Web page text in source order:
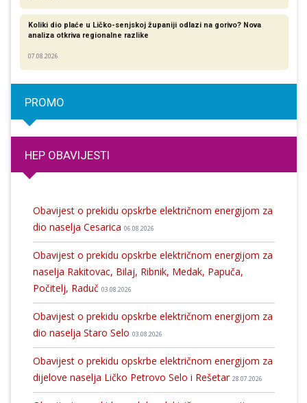
Koliki dio plaće u Ličko-senjskoj županiji odlazi na gorivo? Nova
analiza otkriva regionalne razlike​
07.08.2026
PROMO
HEP OBAVIJESTI
Obavijest o prekidu opskrbe električnom energijom za
dio naselja Cesarica 06.08.2026
Obavijest o prekidu opskrbe električnom energijom za
naselja Rakitovac, Bilaj, Ribnik, Medak, Papuča,
Počitelj, Raduč 03.08.2026
Obavijest o prekidu opskrbe električnom energijom za
dio naselja Staro Selo 03.08.2026
Obavijest o prekidu opskrbe električnom energijom za
dijelove naselja Ličko Petrovo Selo i Rešetar 28.07.2026